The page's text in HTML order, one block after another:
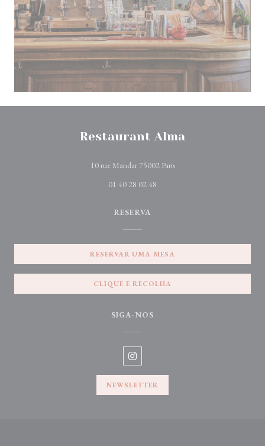
Restaurant Alma
10 rue Mandar 75002 Paris((abre numa nova janela))
01 40 28 02 48
RESERVA
RESERVAR UMA MESA
CLIQUE E RECOLHA
SIGA-NOS
Instagram ((abre numa nova janela))
NEWSLETTER